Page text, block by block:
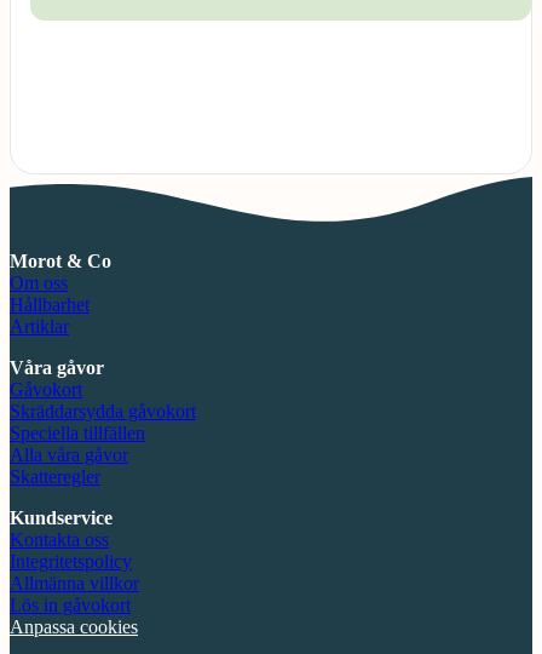
Morot & Co
Om oss
Hållbarhet
Artiklar
Våra gåvor
Gåvokort
Skräddarsydda gåvokort
Speciella tillfällen
Alla våra gåvor
Skatteregler
Kundservice
Kontakta oss
Integritetspolicy
Allmänna villkor
Lös in gåvokort
Anpassa cookies